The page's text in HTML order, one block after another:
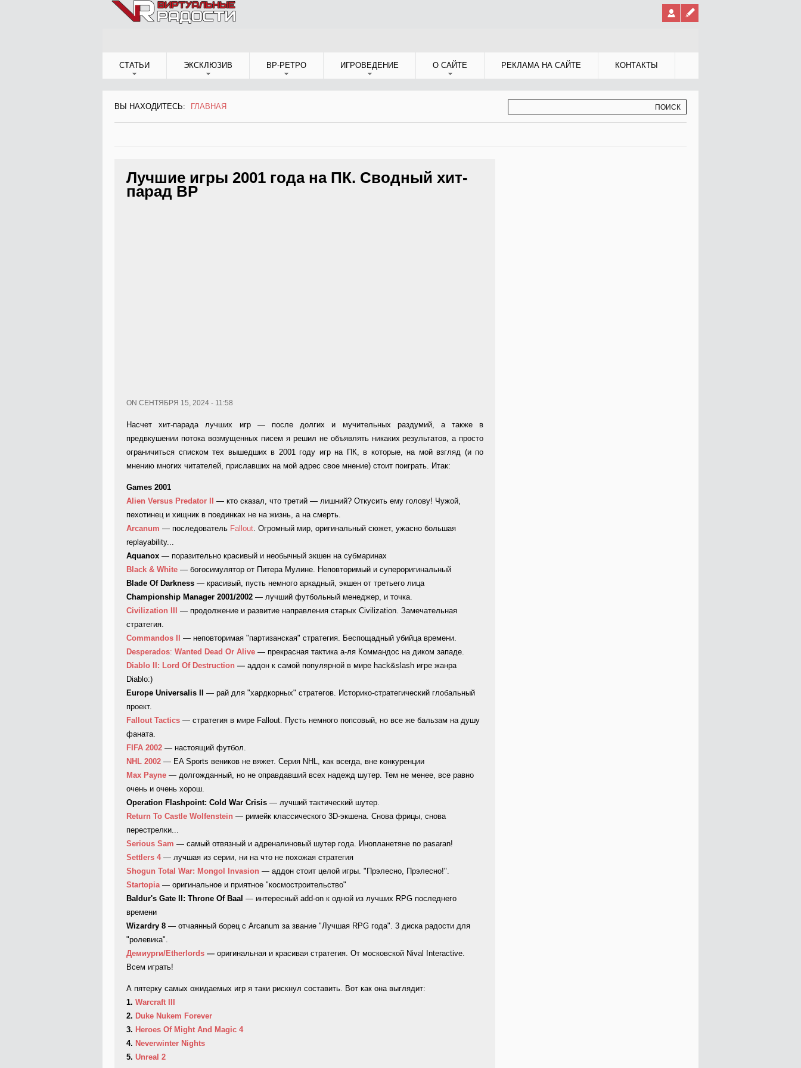
СТАТЬИ ЭКСКЛЮЗИВ ВР-РЕТРО ИГРОВЕДЕНИЕ О САЙТЕ РЕКЛАМА НА САЙТЕ КОНТАКТЫ
ВЫ НАХОДИТЕСЬ:
ВЫ НАХОДИТЕСЬ
ГЛАВНАЯ
Лучшие игры 2001 года на ПК. Сводный хит-
парад ВР
ON СЕНТЯБРЯ 15, 2024 - 11:58
Насчет хит-парада лучших игр — после долгих и мучительных раздумий, а также в
предвкушении потока возмущенных писем я решил не объявлять никаких результатов, а просто
ограничиться списком тех вышедших в 2001 году игр на ПК, в которые, на мой взгляд (и по
мнению многих читателей, приславших на мой адрес свое мнение) стоит поиграть. Итак:
Games 2001
Alien Versus Predator II
— кто сказал, что третий — лишний? Откусить ему голову! Чужой,
пехотинец и хищник в поединках не на жизнь, а на смерть.
Arcanum — последователь Fallout. Огромный мир, оригинальный сюжет, ужасно большая
replayability...
Aquanox — поразительно красивый и необычный экшен на субмаринах
Black & White — богосимулятор от Питера Мулине. Неповторимый и супероригинальный
Blade Of Darkness — красивый, пусть немного аркадный, экшен от третьего лица
Сhampionship Manager 2001/2002 — лучший футбольный менеджер, и точка.
Сivilization III
— продолжение и развитие направления старых Civilization. Замечательная
стратегия.
Сommandos II
— неповторимая "партизанская" стратегия. Беспощадный убийца времени.
Desperados: Wanted Dead Or Alive — прекрасная тактика а-ля Коммандос на диком западе.
Diablo II: Lord Of Destruction — аддон к самой популярной в мире hack&slash игре жанра
Diablo:)
Europe Universalis II
— рай для "хардкорных" стратегов. Историко-стратегический глобальный
проект.
Fallout Tactics — стратегия в мире Fallout. Пусть немного попсовый, но все же бальзам на душу
фаната.
FIFA 2002 — настоящий футбол.
NHL 2002 — EA Sports веников не вяжет. Серия NHL, как всегда, вне конкуренции
Max Payne — долгожданный, но не оправдавший всех надежд шутер. Тем не менее, все равно
очень и очень хорош.
Operation Flashpoint: Cold War Crisis — лучший тактический шутер.
Return To Castle Wolfenstein — римейк классического 3D-экшена. Снова фрицы, снова
перестрелки...
Serious Sam — самый отвязный и адреналиновый шутер года. Инопланетяне no pasaran!
Settlers 4— лучшая из серии, ни на что не похожая стратегия
Shogun Total War: Mongol Invasion — аддон стоит целой игры. "Прэлесно, Прэлесно!".
Startopia— оригинальное и приятное "космостроительство"
Baldur's Gate II: Throne Of Baal — интересный add-on к одной из лучших RPG последнего
времени
Wizardry 8 — отчаянный борец с Arcanum за звание "Лучшая RPG года". 3 диска радости для
"ролевика".
Демиурги/Etherlords — оригинальная и красивая стратегия. От московской Nival Interactive.
Всем играть!
А пятерку самых ожидаемых игр я таки рискнул составить. Вот как она выглядит:
1. Warcraft III
2. Duke Nukem Forever
3. Heroes Of Might And Magic 4
4. Neverwinter Nights
5. Unreal 2